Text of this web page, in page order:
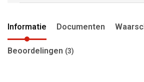
Informatie Documenten
Beoordelingen (3)